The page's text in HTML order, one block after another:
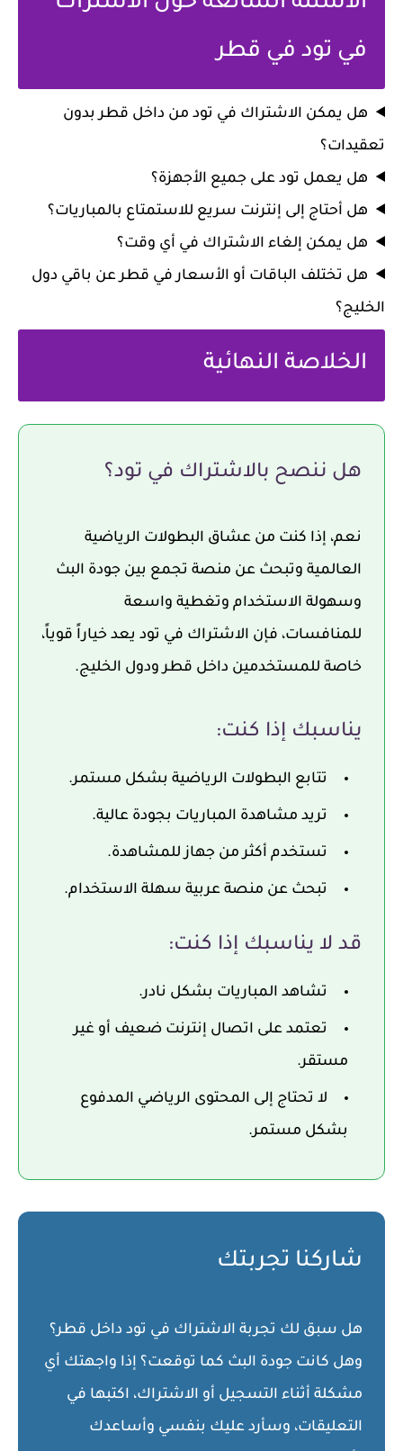
في تود في قطر
هل يمكن الاشتراك في تود من داخل قطر بدون
تعقيدات؟
هل يعمل تود على جميع الأجهزة؟
هل أحتاج إلى إنترنت سريع للاستمتاع بالمباريات؟
هل يمكن إلغاء الاشتراك في أي وقت؟
هل تختلف الباقات أو الأسعار في قطر عن باقي دول
الخليج؟
الخلاصة النهائية
هل ننصح بالاشتراك في تود؟
نعم، إذا كنت من عشاق البطولات الرياضية
العالمية وتبحث عن منصة تجمع بين جودة البث
وسهولة الاستخدام وتغطية واسعة
للمنافسات، فإن الاشتراك في تود يعد خياراً قوياً،
خاصة للمستخدمين داخل قطر ودول الخليج.
يناسبك إذا كنت:
تتابع البطولات الرياضية بشكل مستمر.
تريد مشاهدة المباريات بجودة عالية.
تستخدم أكثر من جهاز للمشاهدة.
تبحث عن منصة عربية سهلة الاستخدام.
قد لا يناسبك إذا كنت:
تشاهد المباريات بشكل نادر.
تعتمد على اتصال إنترنت ضعيف أو غير
مستقر.
لا تحتاج إلى المحتوى الرياضي المدفوع
بشكل مستمر.
شاركنا تجربتك
هل سبق لك تجربة الاشتراك في تود داخل قطر؟
وهل كانت جودة البث كما توقعت؟ إذا واجهتك أي
مشكلة أثناء التسجيل أو الاشتراك، اكتبها في
التعليقات، وسأرد عليك بنفسي وأساعدك